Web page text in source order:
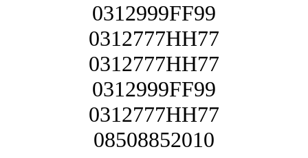
0312999FF99
0312777HH77
0312777HH77
0312999FF99
0312777HH77
08508852010